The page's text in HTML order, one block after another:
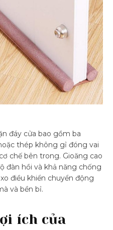
đáy cửa bao gồm ba
thép không gỉ đóng vai
chế bên trong. Gioăng cao
đàn hồi và khả năng chống
điều khiển chuyển động
và bền bỉ.
ích của